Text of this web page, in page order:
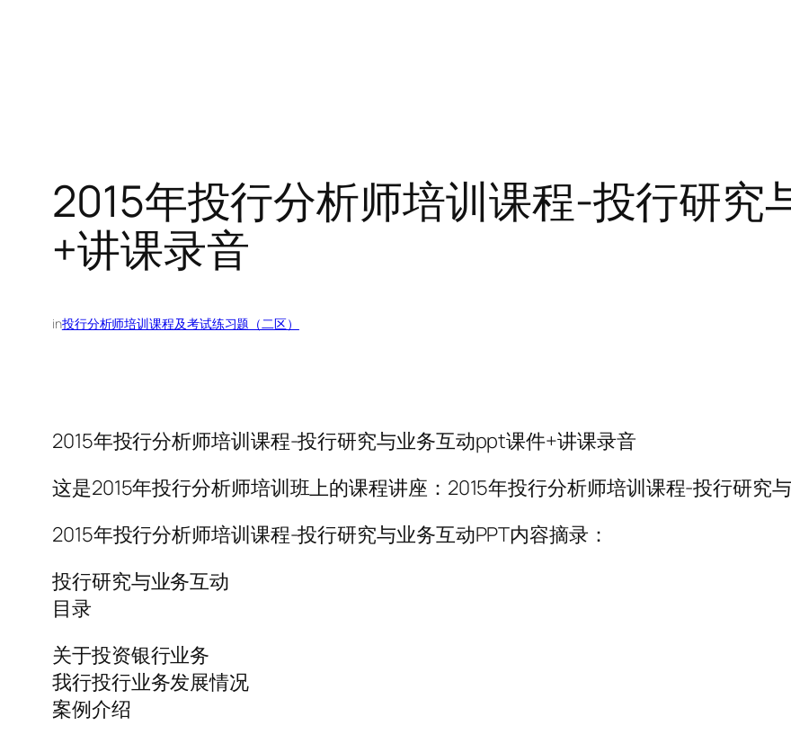
2015年投行分析师培训课程-投行研究
+讲课录音
in投行分析师培训课程及考试练习题（二区）
2015年投行分析师培训课程-投行研究与业务互动ppt课件+讲课录音
这是2015年投行分析师培训班上的课程讲座：2015年投行分析师培训课程-投行研究
2015年投行分析师培训课程-投行研究与业务互动PPT内容摘录：
投行研究与业务互动
目录
关于投资银行业务
我行投行业务发展情况
案例介绍